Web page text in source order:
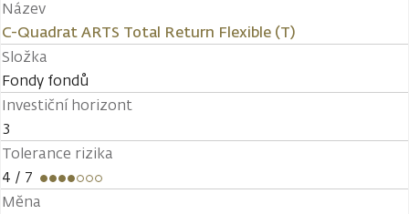
Název
C-Quadrat ARTS Total Return Flexible (T)
Složka
Fondy fondů
Investiční horizont
3
Tolerance rizika
4 / 7
Měna